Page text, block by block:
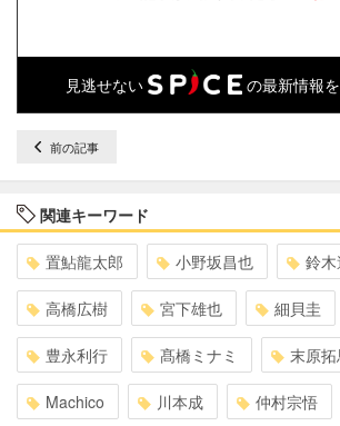
見逃せない の最新情報
前の記事
関連キーワード
置鮎龍太郎 小野坂昌也 鈴
高橋広樹 宮下雄也 細貝圭
豊永利行 髙橋ミナミ 末原
Machico 川本成 仲村宗悟